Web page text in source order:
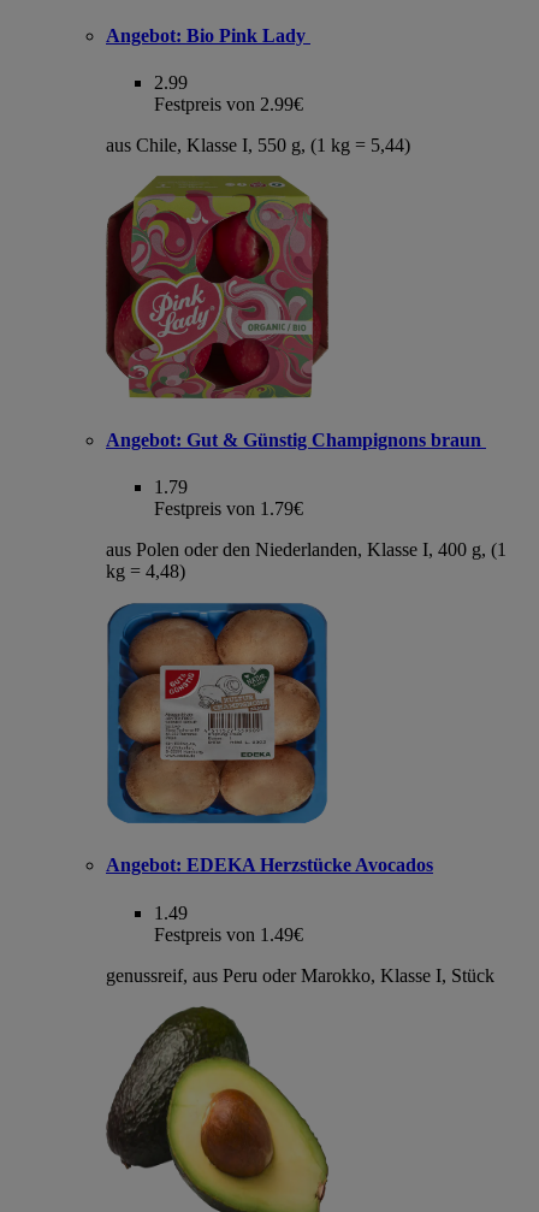
Angebot: Bio Pink Lady
2.99
Festpreis von 2.99€
aus Chile, Klasse I, 550 g, (1 kg = 5,44)
Angebot: Gut & Günstig Champignons braun
1.79
Festpreis von 1.79€
aus Polen oder den Niederlanden, Klasse I, 400 g, (1
kg = 4,48)
Angebot: EDEKA Herzstücke Avocados
1.49
Festpreis von 1.49€
genussreif, aus Peru oder Marokko, Klasse I, Stück